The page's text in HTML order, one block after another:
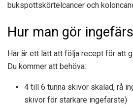
bukspottskörtelcancer och
Hur man gör
Här är ett lätt att följa recept för att
Du kommer att behöva:
4 till 6 tunna skivor skalad, rå
skivor för starkare ingefärste)